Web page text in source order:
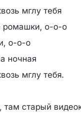
мглу тебя
ромашки, о-о-о
о-о-о
ночная
мглу тебя.
там старый